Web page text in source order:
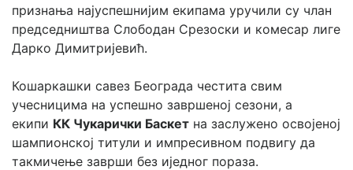
признања најуспешнијим екипама уручили су члан
председништва Слободан Срезоски и комесар лиге
Дарко Димитријевић.
Кошаркашки савез Београда честита свим
учесницима на успешно завршеној сезони, а
екипи КК Чукарички Баскет на заслужено освојеној
шампионској титули и импресивном подвигу да
такмичење заврши без иједног пораза.